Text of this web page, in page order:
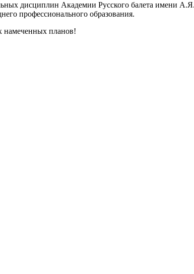
дисциплин Академии Русского балета имени
профессионального образования.
намеченных планов!